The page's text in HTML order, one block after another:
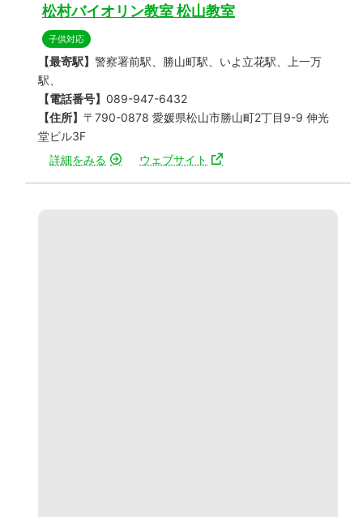
松村バイオリン教室 松山教室
子供対応
【最寄駅】 警察署前駅、勝山町駅、いよ立花駅、上一万
駅、
【電話番号】 089-947-6432
【住所】 〒790-0878 愛媛県松山市勝山町2丁目9-9 伸光
堂ビル3F
詳細をみる
ウェブサイト